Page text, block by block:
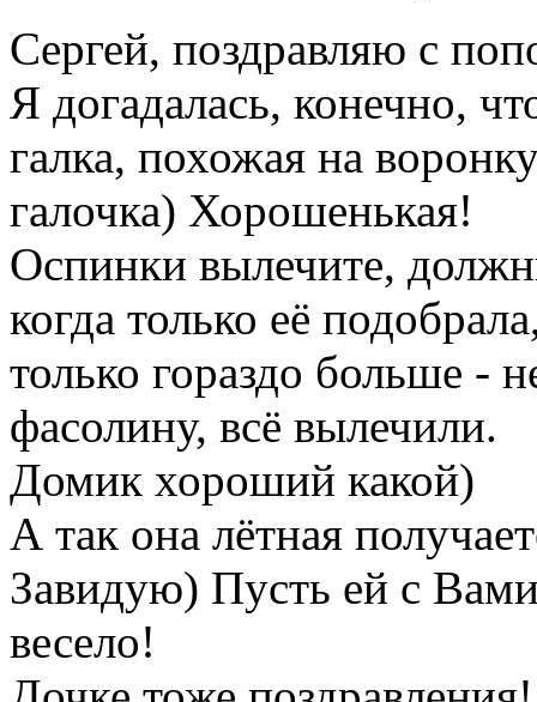
Сергей, поздравляю с
Я догадалась, конечно,
галка, похожая на
галочка) Хорошенькая!
Оспинки вылечите,
когда только её
только гораздо больше -
фасолину, всё вылечили.
Домик хороший какой)
А так она лётная
Завидую) Пусть ей с
весело!